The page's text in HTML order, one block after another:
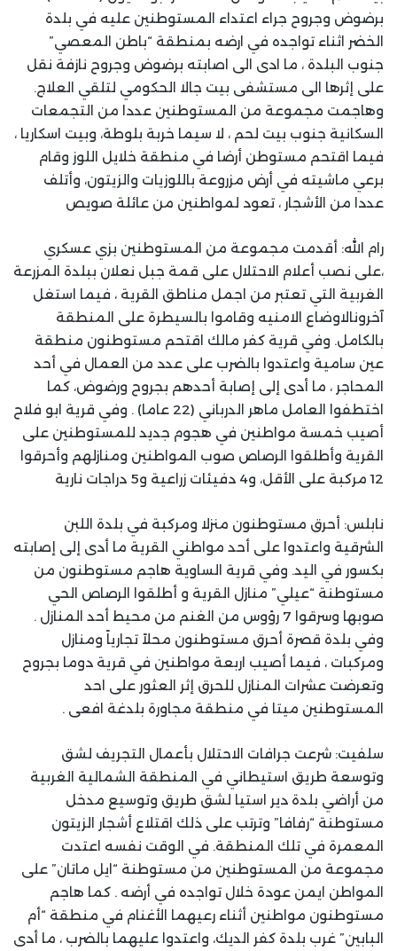
برضوض وجروح جراء اعتداء المستوطنين عليه في بلدة
الخضر اثناء تواجده في ارضه بمنطقة “باطن المعصي”
جنوب البلدة ، ما ادى الى اصابته برضوض وجروح نازفة نقل
على إثرها الى مستشفى بيت جالا الحكومي لتلقي العلاج.
وهاجمت مجموعة من المستوطنين عددا من التجمعات
السكانية جنوب بيت لحم ، لا سيما خربة بلوطة، وبيت اسكاريا ،
فيما اقتحم مستوطن أرضا في منطقة خلايل اللوز وقام
برعي ماشيته في أرض مزروعة باللوزيات والزيتون، وأتلف
عددا من الأشجار ، تعود لمواطنين من عائلة صويص
رام الله: أقدمت مجموعة من المستوطنين بزي عسكري
،على نصب أعلام الاحتلال على قمة جبل نعلان ببلدة المزرعة
الغربية التي تعتبر من اجمل مناطق القرية ، فيما استغل
آخرونالاوضاع الامنيه وقاموا بالسيطرة على المنطقة
بالكامل. وفي قرية كفر مالك اقتحم مستوطنون منطقة
عين سامية واعتدوا بالضرب على عدد من العمال في أحد
المحاجر ، ما أدى إلى إصابة أحدهم بجروح ورضوض، كما
اختطفوا العامل ماهر الدرباني (22 عاما) . وفي قرية ابو فلاح
أصيب خمسة مواطنين في هجوم جديد للمستوطنين على
القرية وأطلقوا الرصاص صوب المواطنين ومنازلهم وأحرقوا
12 مركبة على الأقل، و4 دفيئات زراعية و5 دراجات نارية
نابلس: أحرق مستوطنون منزلا ومركبة في بلدة اللبن
الشرقية واعتدوا على أحد مواطني القرية ما أدى إلى إصابته
بكسور في اليد. وفي قرية الساوية هاجم مستوطنون من
مستوطنة “عيلي” منازل القرية و أطلقوا الرصاص الحي
صوبها وسرقوا 7 رؤوس من الغنم من محيط أحد المنازل .
وفي بلدة قصرة أحرق مستوطنون محلاً تجارياً ومنازل
ومركبات ، فيما أصيب اربعة مواطنين في قرية دوما بجروح
وتعرضت عشرات المنازل للحرق إثر العثور على احد
المستوطنين ميتا في منطقة مجاورة بلدغة افعى .
سلفيت: شرعت جرافات الاحتلال بأعمال التجريف لشق
وتوسعة طريق استيطاني في المنطقة الشمالية الغربية
من أراضي بلدة دير استيا لشق طريق وتوسيع مدخل
مستوطنة “رفافا” وترتب على ذلك اقتلاع أشجار الزيتون
المعمرة في تلك المنطقة. في الوقت نفسه اعتدت
مجموعة من المستوطنين من مستوطنة “ايل ماتان” على
المواطن ايمن عودة خلال تواجده في أرضه . كما هاجم
مستوطنون مواطنين أثناء رعيهما الأغنام في منطقة “أم
البابين” غرب بلدة كفر الديك، واعتدوا عليهما بالضرب ، ما أدى